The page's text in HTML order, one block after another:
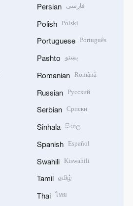
Persian فارسی
Polish Polski
Portuguese Português
Pashto پښتو
Romanian Română
Russian Русский
Serbian Српски
Sinhala සිංහල
Spanish Español
Swahili Kiswahili
Tamil தமிழ்
Thai ไทย